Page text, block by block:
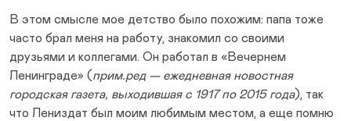
В этом смысле мое детство было похожим: папа тоже
часто брал меня на работу, знакомил со своими
друзьями и коллегами. Он работал в «Вечернем
Ленинграде» (прим.ред — ежедневная новостная
городская газета, выходившая с 1917 по 2015 года), так
что Лениздат был моим любимым местом, а еще помню